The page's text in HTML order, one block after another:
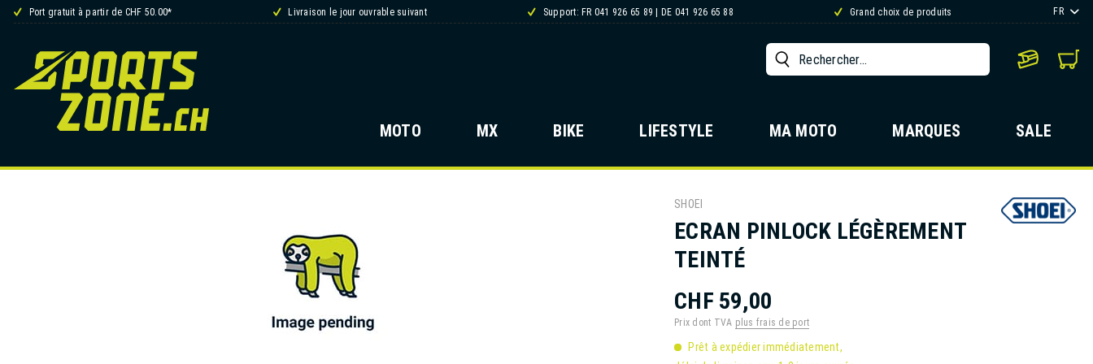
Port gratuit à partir de CHF 50.00* Livraison le jour ouvrable suivant Support: FR 041 926 65 89 | DE 041 926 65 88 Grand choix de produits FR
MOTO MX BIKE LIFESTYLE MA MOTO MARQUES SALE
SHOEI
ECRAN PINLOCK LÉGÈREMENT
TEINTÉ
CHF 59,00
Prix dont TVA plus frais de port
Prêt à expédier immédiatement,